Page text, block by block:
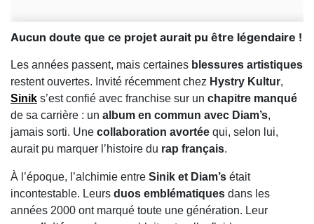
Aucun doute que ce projet aurait pu être légendaire !
Les années passent, mais certaines blessures artistiques
restent ouvertes. Invité récemment chez Hystry Kultur,
Sinik s’est confié avec franchise sur un chapitre manqué
de sa carrière : un album en commun avec Diam’s,
jamais sorti. Une collaboration avortée qui, selon lui,
aurait pu marquer l’histoire du rap français.
À l’époque, l’alchimie entre Sinik et Diam’s était
incontestable. Leurs duos emblématiques dans les
années 2000 ont marqué toute une génération. Leur